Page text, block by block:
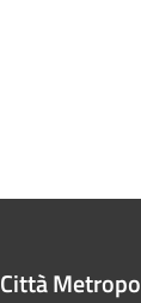
Città